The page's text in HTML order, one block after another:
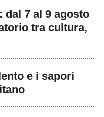
dal 7 al 9 agosto
tra cultura,
e i sapori